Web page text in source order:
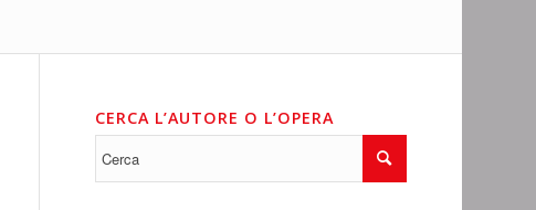
CERCA L’AUTORE O L’OPERA